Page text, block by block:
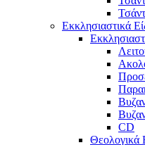
Εκκλησιαστικά
CD
Θεολογικά